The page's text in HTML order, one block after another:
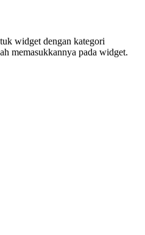
widget dengan kategori
memasukkannya pada widget.